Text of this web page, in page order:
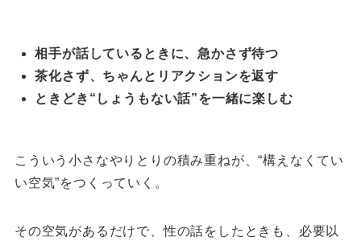
相手が話しているときに、急かさず待つ
茶化さず、ちゃんとリアクションを返す
ときどき“しょうもない話”を一緒に楽しむ
こういう小さなやりとりの積み重ねが、“構えなくてい
い空気”をつくっていく。
その空気があるだけで、性の話をしたときも、必要以